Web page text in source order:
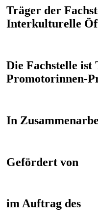
Träger der
Interkulturelle
Die Fachstelle ist
Promotorinnen-
In
Gefördert von
im Auftrag des